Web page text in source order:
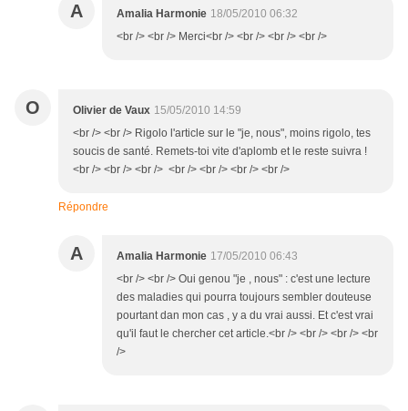
A Amalia Harmonie 18/05/2010 06:32
<br /> <br /> Merci<br /> <br /> <br /> <br />
O Olivier de Vaux 15/05/2010 14:59
<br /> <br /> Rigolo l'article sur le "je, nous", moins rigolo, tes
soucis de santé. Remets-toi vite d'aplomb et le reste suivra !
<br /> <br /> <br /> <br /> <br /> <br /> <br />
Répondre
A Amalia Harmonie 17/05/2010 06:43
<br /> <br /> Oui genou "je , nous" : c'est une lecture
des maladies qui pourra toujours sembler douteuse
pourtant dan mon cas , y a du vrai aussi. Et c'est vrai
qu'il faut le chercher cet article.<br /> <br /> <br /> <br
/>